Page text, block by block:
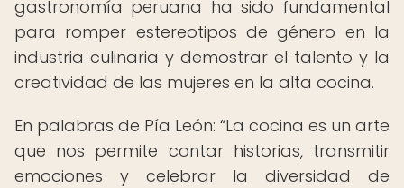
gastronomía peruana ha sido fundamental
para romper estereotipos de género en la
industria culinaria y demostrar el talento y la
creatividad de las mujeres en la alta cocina.
En palabras de Pía León: La cocina es un arte
que nos permite contar historias, transmitir
emociones y celebrar la diversidad de